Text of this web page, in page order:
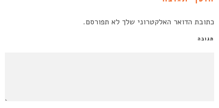
כתובת הדואר האלקטרוני שלך לא תפורסם.
תגובה